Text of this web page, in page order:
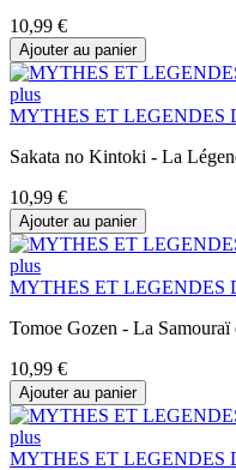
10,99 €
Ajouter au panier
plus
MYTHES ET LEGENDES
Sakata no Kintoki - La
10,99 €
Ajouter au panier
plus
MYTHES ET LEGENDES
Tomoe Gozen - La Samouraï
10,99 €
Ajouter au panier
plus
MYTHES ET LEGENDES